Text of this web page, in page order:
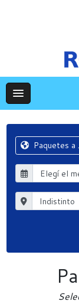
Paquetes a